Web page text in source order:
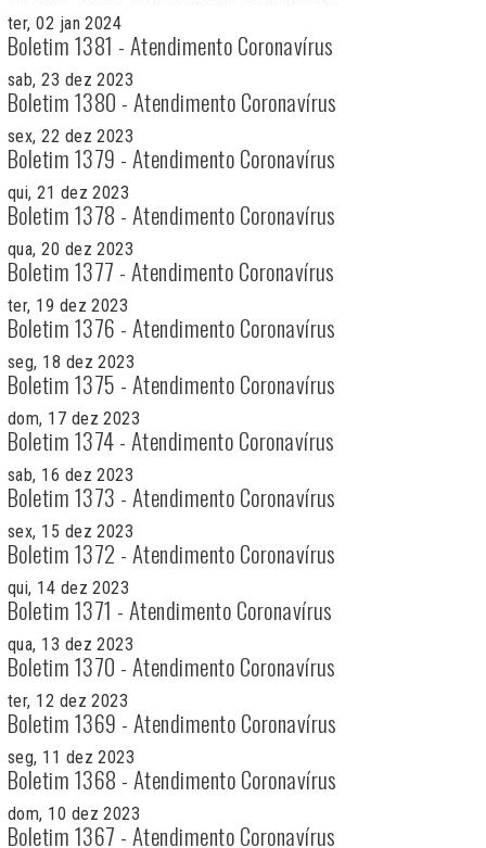
ter, 02 jan 2024
Boletim 1381 - Atendimento Coronavírus
sab, 23 dez 2023
Boletim 1380 - Atendimento Coronavírus
sex, 22 dez 2023
Boletim 1379 - Atendimento Coronavírus
qui, 21 dez 2023
Boletim 1378 - Atendimento Coronavírus
qua, 20 dez 2023
Boletim 1377 - Atendimento Coronavírus
ter, 19 dez 2023
Boletim 1376 - Atendimento Coronavírus
seg, 18 dez 2023
Boletim 1375 - Atendimento Coronavírus
dom, 17 dez 2023
Boletim 1374 - Atendimento Coronavírus
sab, 16 dez 2023
Boletim 1373 - Atendimento Coronavírus
sex, 15 dez 2023
Boletim 1372 - Atendimento Coronavírus
qui, 14 dez 2023
Boletim 1371 - Atendimento Coronavírus
qua, 13 dez 2023
Boletim 1370 - Atendimento Coronavírus
ter, 12 dez 2023
Boletim 1369 - Atendimento Coronavírus
seg, 11 dez 2023
Boletim 1368 - Atendimento Coronavírus
dom, 10 dez 2023
Boletim 1367 - Atendimento Coronavírus